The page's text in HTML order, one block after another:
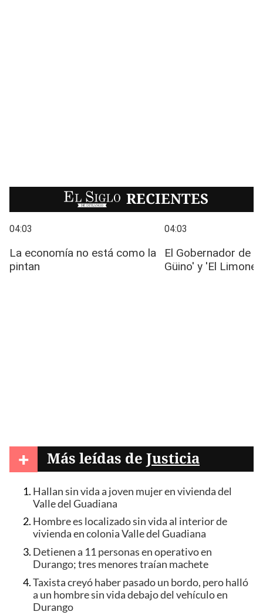
EL SIGLO RECIENTES
+ Más leídas de Justicia
Hallan sin vida a joven mujer en vivienda del
Valle del Guadiana
Hombre es localizado sin vida al interior de
vivienda en colonia Valle del Guadiana
Detienen a 11 personas en operativo en
Durango; tres menores traían machete
Taxista creyó haber pasado un bordo, pero halló
a un hombre sin vida debajo del vehículo en
Durango